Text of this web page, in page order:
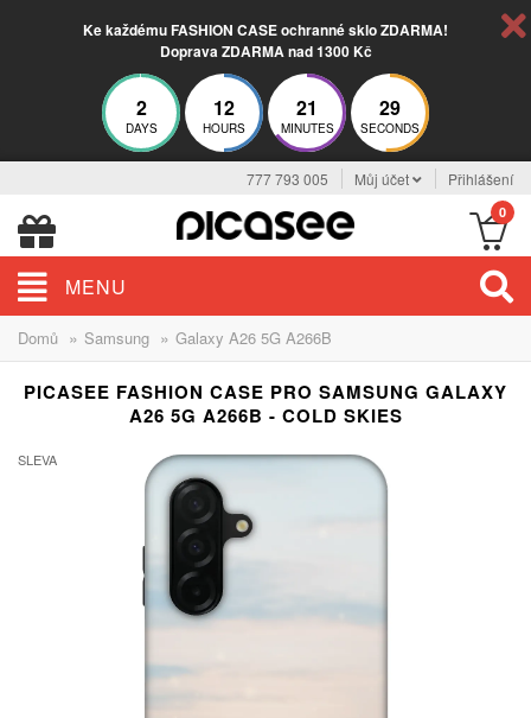
Ke každému FASHION CASE ochranné sklo ZDARMA!
Doprava ZDARMA nad 1300 Kč
2
DAYS
12
HOURS
21
MINUTES
28
SECONDS
777 793 005 Můj účet Přihlášení
0
MENU
Domů » Samsung » Galaxy A26 5G A266B
PICASEE FASHION CASE PRO SAMSUNG GALAXY
A26 5G A266B - COLD SKIES
SLEVA